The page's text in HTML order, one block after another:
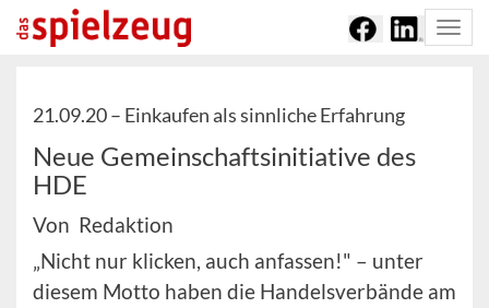
21.09.20 – Einkaufen als sinnliche Erfahrung
Neue Gemeinschaftsinitiative des
HDE
Von Redaktion
„Nicht nur klicken, auch anfassen!" – unter
diesem Motto haben die Handelsverbände am